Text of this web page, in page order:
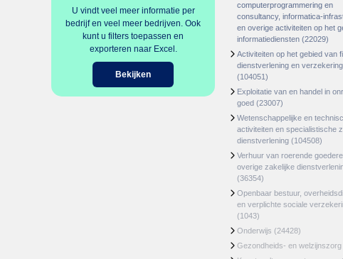
U vindt veel meer informatie per
bedrijf en veel meer bedrijven. Ook
kunt u filters toepassen en
exporteren naar Excel.
Bekijken
computerprogrammering en
consultancy, informatica-
en overige activiteiten op het
informatiediensten (22029)
Activiteiten op het gebied van
dienstverlening en
(104051)
Exploitatie van en handel in
goed (23007)
Wetenschappelijke en
activiteiten en specialistische
dienstverlening (104508)
Verhuur van roerende
overige zakelijke
(36354)
Openbaar bestuur,
en verplichte sociale
(1043)
Onderwijs (24428)
Gezondheids- en welzijnszorg